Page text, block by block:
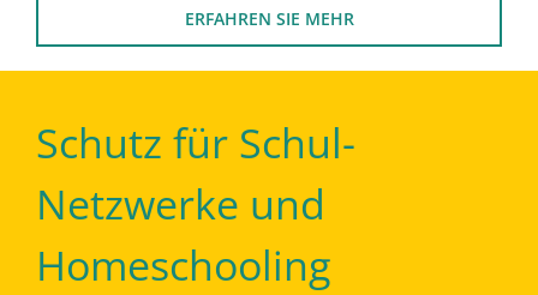
ERFAHREN SIE MEHR
Schutz für Schul-
Netzwerke und
Homeschooling